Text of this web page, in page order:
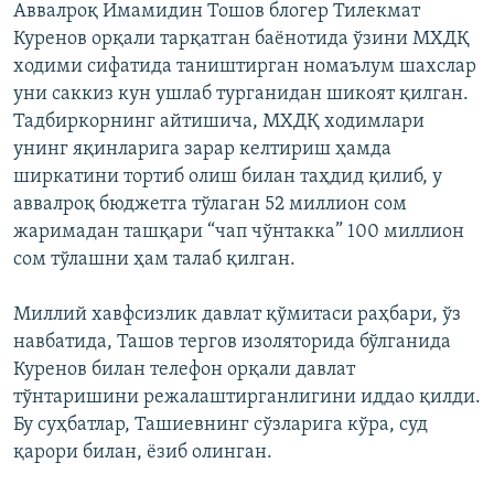
Аввалроқ Имамидин Тошов блогер Тилекмат
Куренов орқали тарқатган баёнотида ўзини МХДҚ
ходими сифатида таништирган номаълум шахслар
уни саккиз кун ушлаб турганидан шикоят қилган.
Тадбиркорнинг айтишича, МХДҚ ходимлари
унинг яқинларига зарар келтириш ҳамда
ширкатини тортиб олиш билан таҳдид қилиб, у
аввалроқ бюджетга тўлаган 52 миллион сом
жаримадан ташқари “чап чўнтакка” 100 миллион
сом тўлашни ҳам талаб қилган.
Миллий хавфсизлик давлат қўмитаси раҳбари, ўз
навбатида, Ташов тергов изоляторида бўлганида
Куренов билан телефон орқали давлат
тўнтаришини режалаштирганлигини иддао қилди.
Бу суҳбатлар, Ташиевнинг сўзларига кўра, суд
қарори билан, ёзиб олинган.